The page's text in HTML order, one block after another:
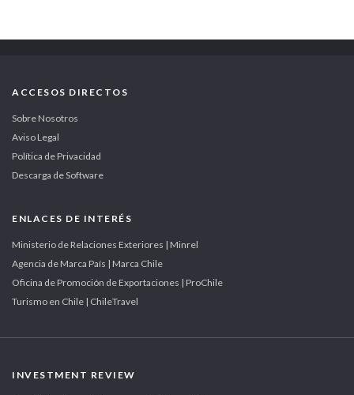
ACCESOS DIRECTOS
Sobre Nosotros
Aviso Legal
Política de Privacidad
Descarga de Software
ENLACES DE INTERÉS
Ministerio de Relaciones Exteriores | Minrel
Agencia de Marca País | Marca Chile
Oficina de Promoción de Exportaciones | ProChile
Turismo en Chile | ChileTravel
INVESTMENT REVIEW